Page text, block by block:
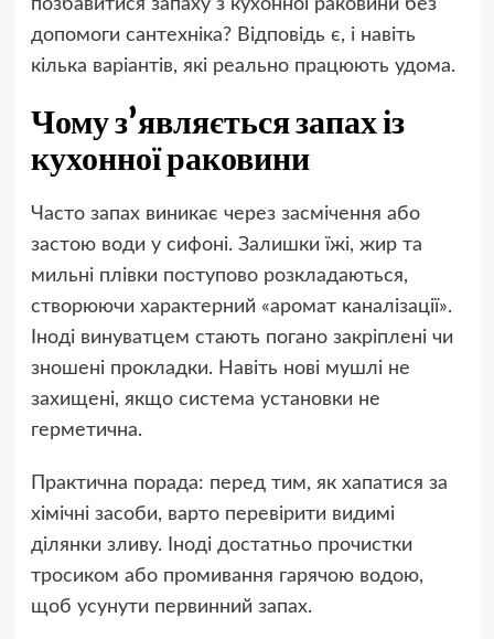
позбавитися запаху з кухонної раковини без
допомоги сантехніка? Відповідь є, і навіть
кілька варіантів, які реально працюють удома.
Чому з’являється запах із
кухонної раковини
Часто запах виникає через засмічення або
застою води у сифоні. Залишки їжі, жир та
мильні плівки поступово розкладаються,
створюючи характерний «аромат каналізації».
Іноді винуватцем стають погано закріплені чи
зношені прокладки. Навіть нові мушлі не
захищені, якщо система установки не
герметична.
Практична порада: перед тим, як хапатися за
хімічні засоби, варто перевірити видимі
ділянки зливу. Іноді достатньо прочистки
тросиком або промивання гарячою водою,
щоб усунути первинний запах.